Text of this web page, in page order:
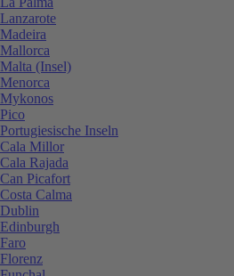
Lanzarote
Madeira
Mallorca
Malta (Insel)
Menorca
Mykonos
Pico
Portugiesische Inseln
Cala Millor
Cala Rajada
Can Picafort
Costa Calma
Dublin
Edinburgh
Faro
Florenz